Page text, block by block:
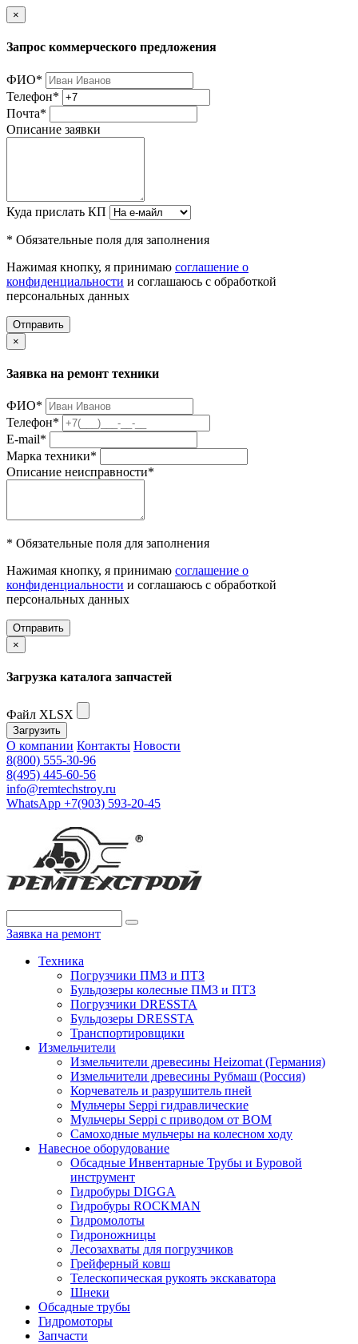
×
Запрос коммерческого предложения
ФИО*
Телефон*
Почта*
Описание заявки
Куда прислать КП
* Обязательные поля для заполнения
Нажимая кнопку, я принимаю соглашение о
конфиденциальности и соглашаюсь с обработкой
персональных данных
Отправить
×
Заявка на ремонт техники
ФИО*
Телефон*
E-mail*
Марка техники*
Описание неисправности*
* Обязательные поля для заполнения
Нажимая кнопку, я принимаю соглашение о
конфиденциальности и соглашаюсь с обработкой
персональных данных
Отправить
×
Загрузка каталога запчастей
Файл XLSX
Загрузить
О компании Контакты Новости
8(800) 555-30-96
8(495) 445-60-56
info@remtechstroy.ru
WhatsApp +7(903) 593-20-45
Заявка на ремонт
Техника
Погрузчики ПМЗ и ПТЗ
Бульдозеры колесные ПМЗ и ПТЗ
Погрузчики DRESSTA
Бульдозеры DRESSTA
Транспортировщики
Измельчители
Измельчители древесины Heizomat (Германия)
Измельчители древесины Рубмаш (Россия)
Корчеватель и разрушитель пней
Мульчеры Seppi гидравлические
Мульчеры Seppi с приводом от ВОМ
Самоходные мульчеры на колесном ходу
Навесное оборудование
Обсадные Инвентарные Трубы и Буровой
инструмент
Гидробуры DIGGA
Гидробуры ROCKMAN
Гидромолоты
Гидроножницы
Лесозахваты для погрузчиков
Грейферный ковш
Телескопическая рукоять экскаватора
Шнеки
Обсадные трубы
Гидромоторы
Запчасти